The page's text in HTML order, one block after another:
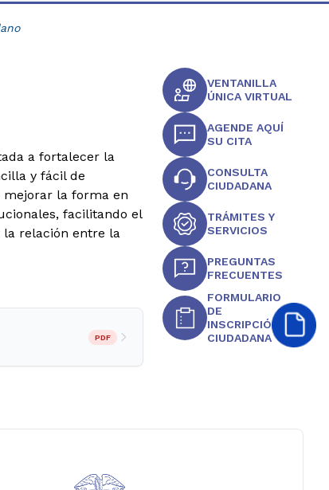
a fortalecer la
y fácil de
mejorar la forma en
facilitando el
relación entre la
PDF
VENTANILLA
ÚNICA VIRTUAL
AGENDE AQUÍ
SU CITA
CONSULTA
CIUDADANA
TRÁMITES Y
SERVICIOS
PREGUNTAS
FRECUENTES
FORMULARIO
DE
INSCRIPCIÓN
CIUDADANA